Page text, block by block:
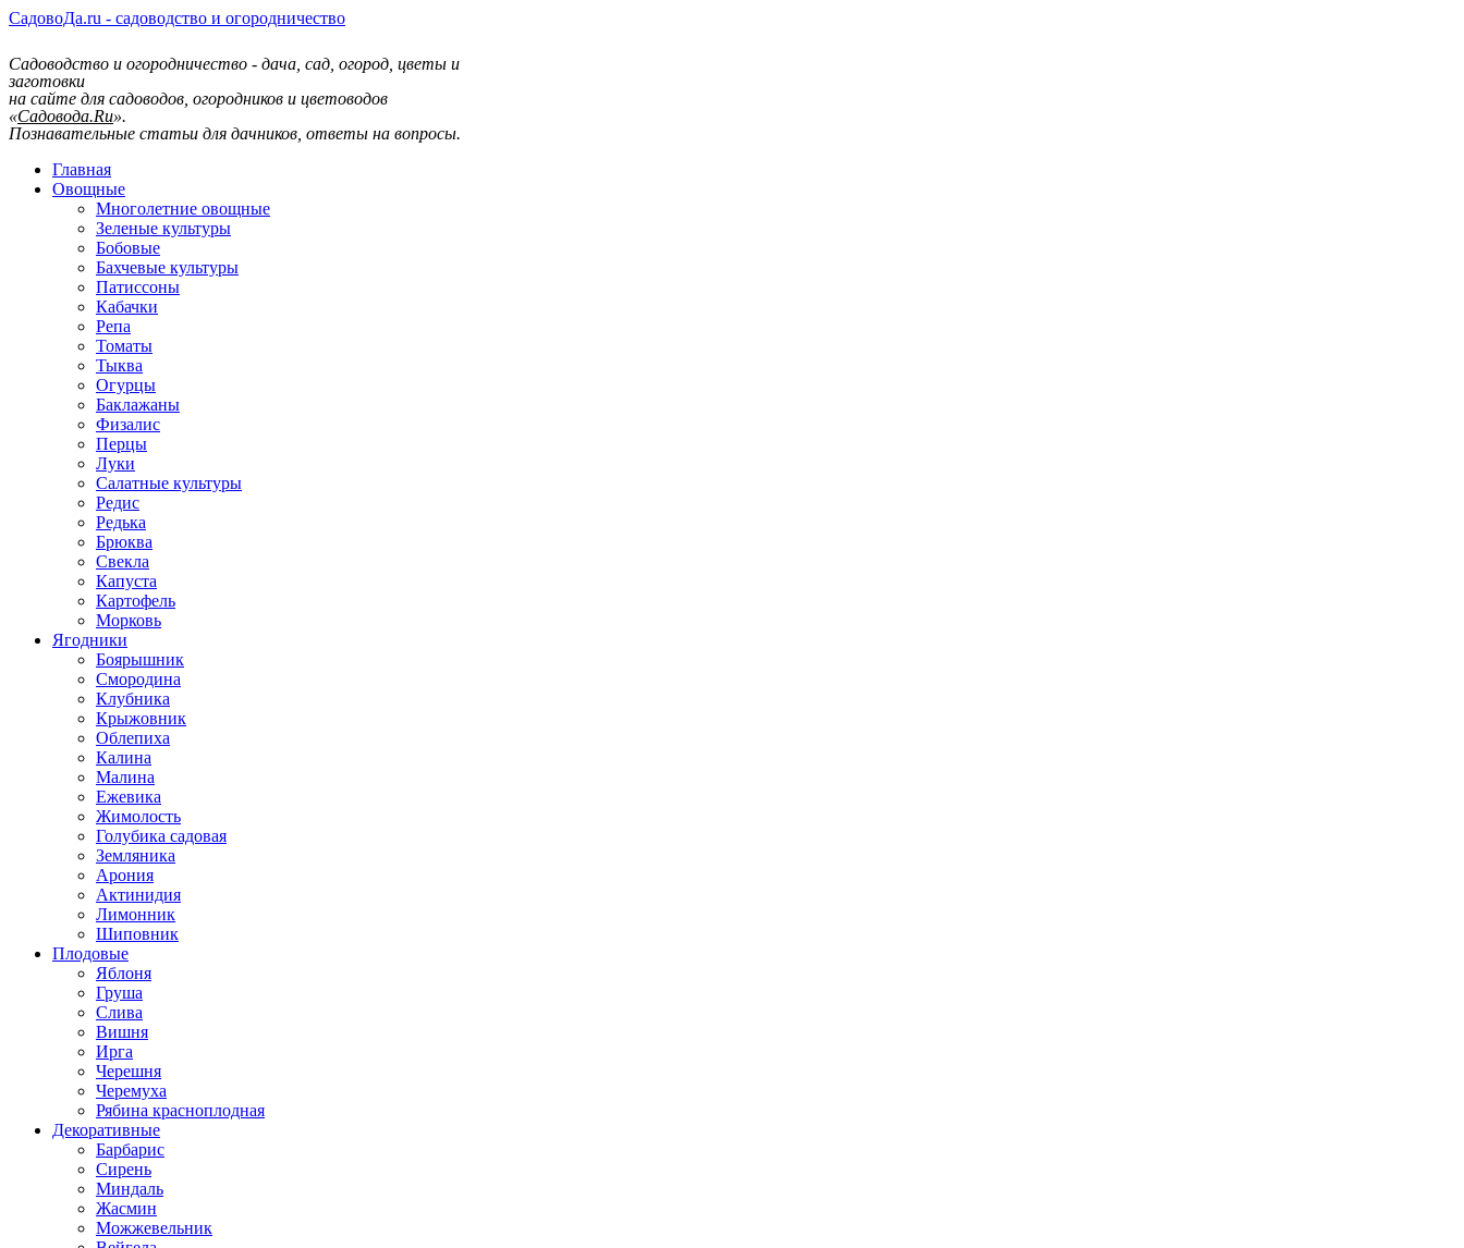
СадовоДа.ru - садоводство и огородничество
Садоводство и огородничество - дача, сад, огород, цветы и
заготовки
на сайте для садоводов, огородников и цветоводов
«Садовода.Ru».
Познавательные статьи для дачников, ответы на вопросы.
Главная
Овощные
Многолетние овощные
Зеленые культуры
Бобовые
Бахчевые культуры
Патиссоны
Кабачки
Репа
Томаты
Тыква
Огурцы
Баклажаны
Физалис
Перцы
Луки
Салатные культуры
Редис
Редька
Брюква
Свекла
Капуста
Картофель
Морковь
Ягодники
Боярышник
Смородина
Клубника
Крыжовник
Облепиха
Калина
Малина
Ежевика
Жимолость
Голубика садовая
Земляника
Арония
Актинидия
Лимонник
Шиповник
Плодовые
Яблоня
Груша
Слива
Вишня
Ирга
Черешня
Черемуха
Рябина красноплодная
Декоративные
Барбарис
Сирень
Миндаль
Жасмин
Можжевельник